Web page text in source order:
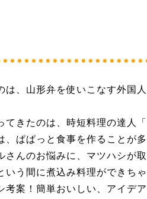
は、山形弁を使いこなす外国
てきたのは、時短料理の達人
、ぱぱっと食事を作ることが
さんのお悩みに、マツハシが
いう間に煮込み料理ができち
考案！簡単おいしい、アイデ